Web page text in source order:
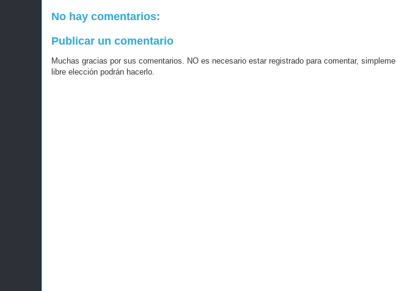
No hay comentarios:
Publicar un comentario
Muchas gracias por sus comentarios. NO es necesario estar registrado para comentar,
libre elección podrán hacerlo.